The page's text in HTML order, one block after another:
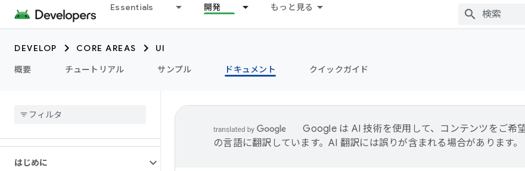
Essentials 開発 もっと見る
DEVELOP CORE AREAS
UI
概要
チュートリアル サンプル ドキュメント クイックガイド
はじめに
Google は AI 技術を使用して、コンテンツをご希
の言語に翻訳しています。AI 翻訳には誤りが含まれる場合があります。